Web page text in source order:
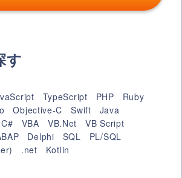
す
TypeScript PHP
Ruby
Objective-C Swift
Java
C# VBA VB.Net
VB Script
Delphi SQL
PL/SQL
.net
Kotlin